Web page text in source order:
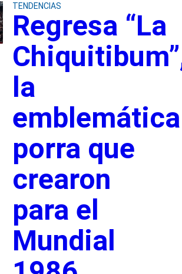
TENDENCIAS
Regresa “La
la
emblemática
porra que
crearon
para el
Mundial